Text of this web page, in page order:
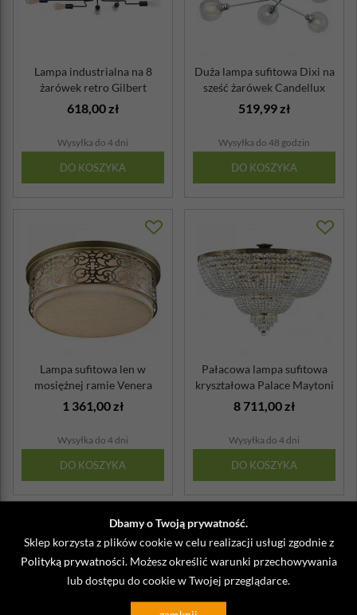
Dbamy o Twoją prywatność.
Sklep korzysta z plików cookie w celu realizacji usługi zgodnie z
Polityką prywatności. Możesz określić warunki przechowywania
lub dostępu do cookie w Twojej przeglądarce.
Lampa industrialna na 8
żarówek retro Gilbert
Maytoni Loft
618,00 zł
Wysyłka do 4 dni
DO KOSZYKA
Duża lampa sufitowa Dixi na
sześć żarówek Candellux
519,99 zł
Wysyłka do 48 godzin
DO KOSZYKA
Lampa sufitowa len w
mosiężnej ramie Venera
Maytoni Classic
1 361,00 zł
Wysyłka do 4 dni
DO KOSZYKA
Pałacowa lampa sufitowa
kryształowa Palace Maytoni
Classic
8 711,00 zł
Wysyłka do 4 dni
DO KOSZYKA